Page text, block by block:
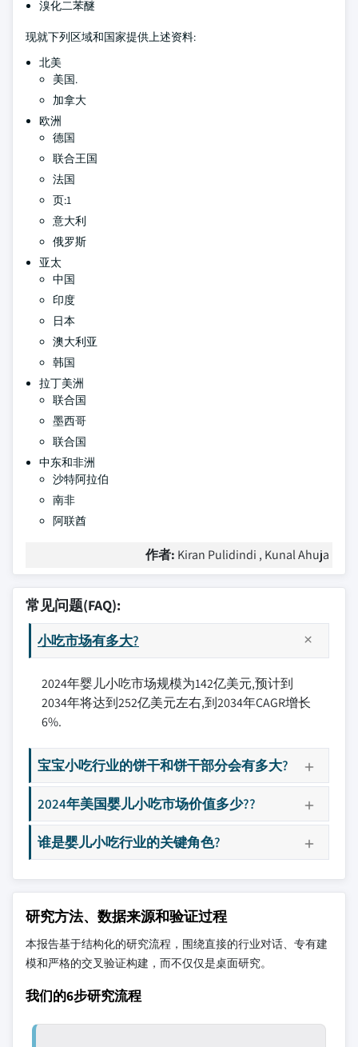
溴化二苯醚
现就下列区域和国家提供上述资料:
北美
美国.
加拿大
欧洲
德国
联合王国
法国
页:1
意大利
俄罗斯
亚太
中国
印度
日本
澳大利亚
韩国
拉丁美洲
联合国
墨西哥
联合国
中东和非洲
沙特阿拉伯
南非
阿联酋
作者: Kiran Pulidindi , Kunal Ahuja
常见问题(FAQ):
小吃市场有多大?
2024年婴儿小吃市场规模为142亿美元,预计到
2034年将达到252亿美元左右,到2034年CAGR增长
6%.
宝宝小吃行业的饼干和饼干部分会有多大?
2024年美国婴儿小吃市场价值多少??
谁是婴儿小吃行业的关键角色?
研究方法、数据来源和验证过程
本报告基于结构化的研究流程，围绕直接的行业对话、专有建
模和严格的交叉验证构建，而不仅仅是桌面研究。
我们的6步研究流程